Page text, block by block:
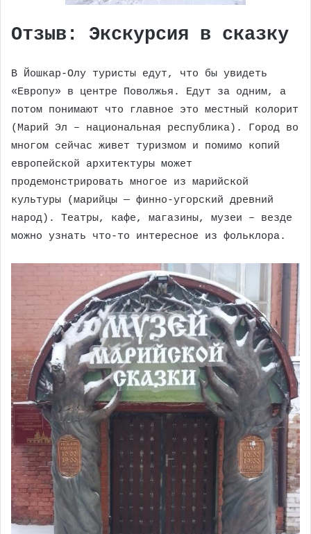
Отзыв: Экскурсия в сказку
В Йошкар-Олу туристы едут, что бы увидеть
«Европу» в центре Поволжья. Едут за одним, а
потом понимают что главное это местный колорит
(Марий Эл – национальная республика). Город во
многом сейчас живет туризмом и помимо копий
европейской архитектуры может
продемонстрировать многое из марийской
культуры (марийцы — финно-угорский древний
народ). Театры, кафе, магазины, музеи – везде
можно узнать что-то интересное из фольклора.